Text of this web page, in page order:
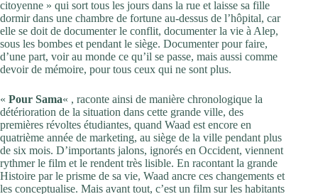
citoyenne » qui sort tous les jours dans la rue et laisse sa fille
dormir dans une chambre de fortune au-dessus de l’hôpital, car
elle se doit de documenter le conflit, documenter la vie à Alep,
sous les bombes et pendant le siège. Documenter pour faire,
d’une part, voir au monde ce qu’il se passe, mais aussi comme
devoir de mémoire, pour tous ceux qui ne sont plus.
« Pour Sama« , raconte ainsi de manière chronologique la
détérioration de la situation dans cette grande ville, des
premières révoltes étudiantes, quand Waad est encore en
quatrième année de marketing, au siège de la ville pendant plus
de six mois. D’importants jalons, ignorés en Occident, viennent
rythmer le film et le rendent très lisible. En racontant la grande
Histoire par le prisme de sa vie, Waad ancre ces changements et
les conceptualise. Mais avant tout, c’est un film sur les habitants